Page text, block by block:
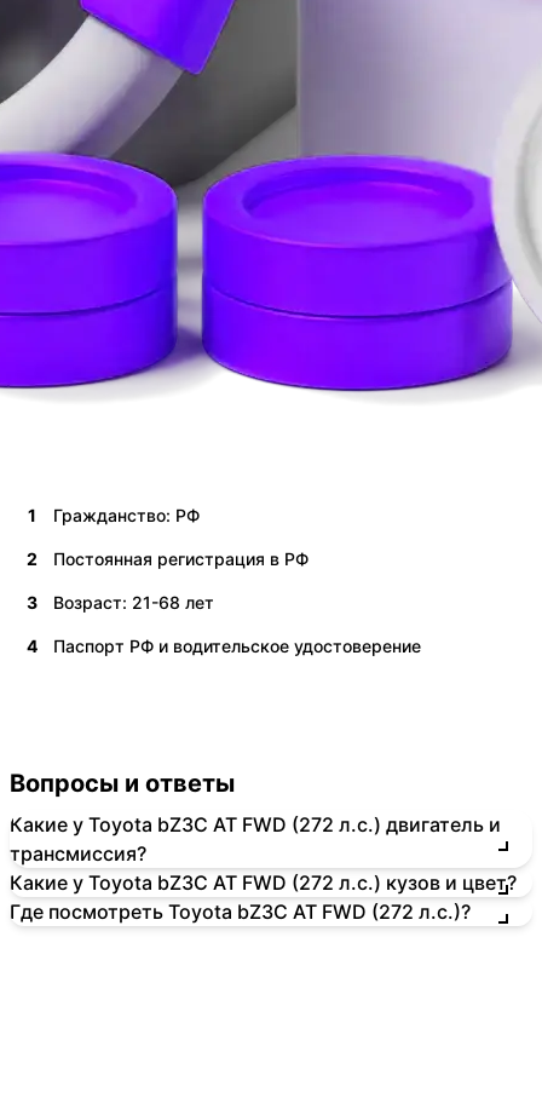
1 Гражданство: РФ
2 Постоянная регистрация в РФ
3 Возраст: 21-68 лет
4 Паспорт РФ и водительское удостоверение
Вопросы и ответы
Какие у Toyota bZ3C AT FWD (272 л.с.) двигатель и
трансмиссия?
Какие у Toyota bZ3C AT FWD (272 л.с.) кузов и цвет?
Где посмотреть Toyota bZ3C AT FWD (272 л.с.)?